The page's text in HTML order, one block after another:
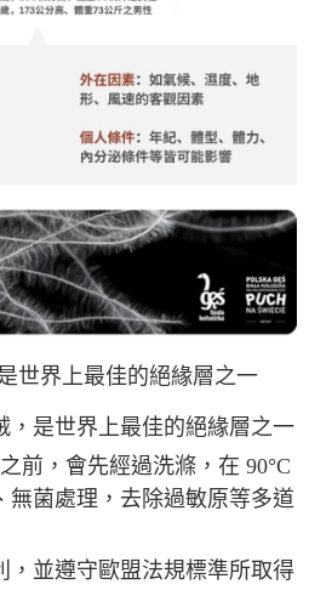
世界上最佳的絕緣層之一
，是世界上最佳的絕緣層之一
前，會先經過洗滌，在 90°C
無菌處理，去除過敏原等多道
，並遵守歐盟法規標準所取得